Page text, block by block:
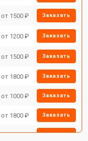
от 1500 ₽ Заказать
от 1200 ₽ Заказать
от 1500 ₽ Заказать
от 1800 ₽ Заказать
от 1000 ₽ Заказать
от 1800 ₽ Заказать
от 1200 ₽ Заказать